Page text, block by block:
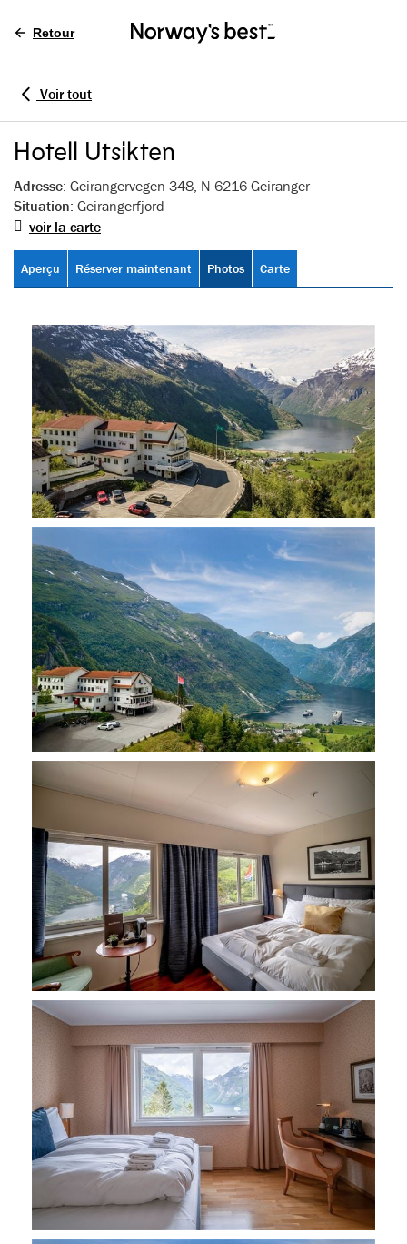
Retour
Voir tout
Hotell Utsikten
Adresse: Geirangervegen 348, N-6216 Geiranger
Situation: Geirangerfjord
voir la carte
Aperçu Réserver maintenant Photos Carte